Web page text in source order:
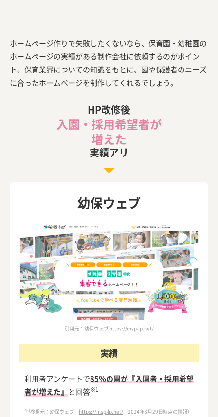
ホームページ作りで失敗したくないなら、保育園・幼稚園の
ホームページの実績がある制作会社に依頼するのがポイン
ト。保育業界についての知識をもとに、園や保護者のニーズ
に合ったホームページを制作してくれるでしょう。
HP改修後
入園・採用希望者が
増えた
実績アリ
幼保ウェブ
引用元：幼保ウェブ https://insp-lp.net/
実績
利用者アンケートで85％の園が『入園者・採用希望
者が増えた』と回答※1
※1参照元：幼保ウェブ https://insp-lp.net/ （2024年8月29日時点の情報）